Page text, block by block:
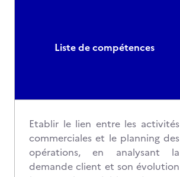
Liste de compétences
Etablir le lien entre les activités
commerciales et le planning des
opérations, en analysant la
demande client et son évolution